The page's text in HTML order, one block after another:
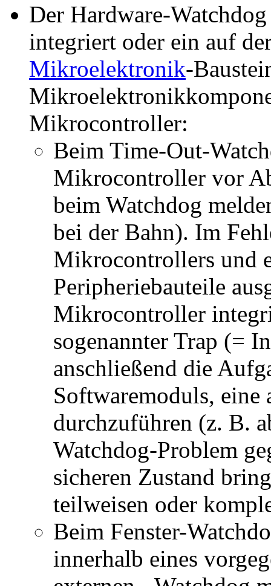
Der Hardware-
integriert oder ein auf
Mikroelektronik-
Mikrocontroller:
Beim Time-Out-
Mikrocontroller vor
beim Watchdog
bei der Bahn). Im
Mikrocontrollers und
Peripheriebauteile
Mikrocontroller
sogenannter Trap (=
anschließend die
Softwaremoduls, eine
durchzuführen (z. B.
Watchdog-Problem
sicheren Zustand
teilweisen oder
Beim Fenster-
innerhalb eines